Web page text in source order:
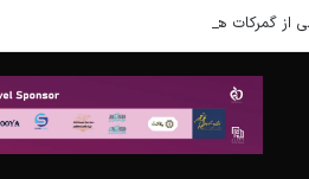
از گمرکات همه استان‌ها فراهم شد.